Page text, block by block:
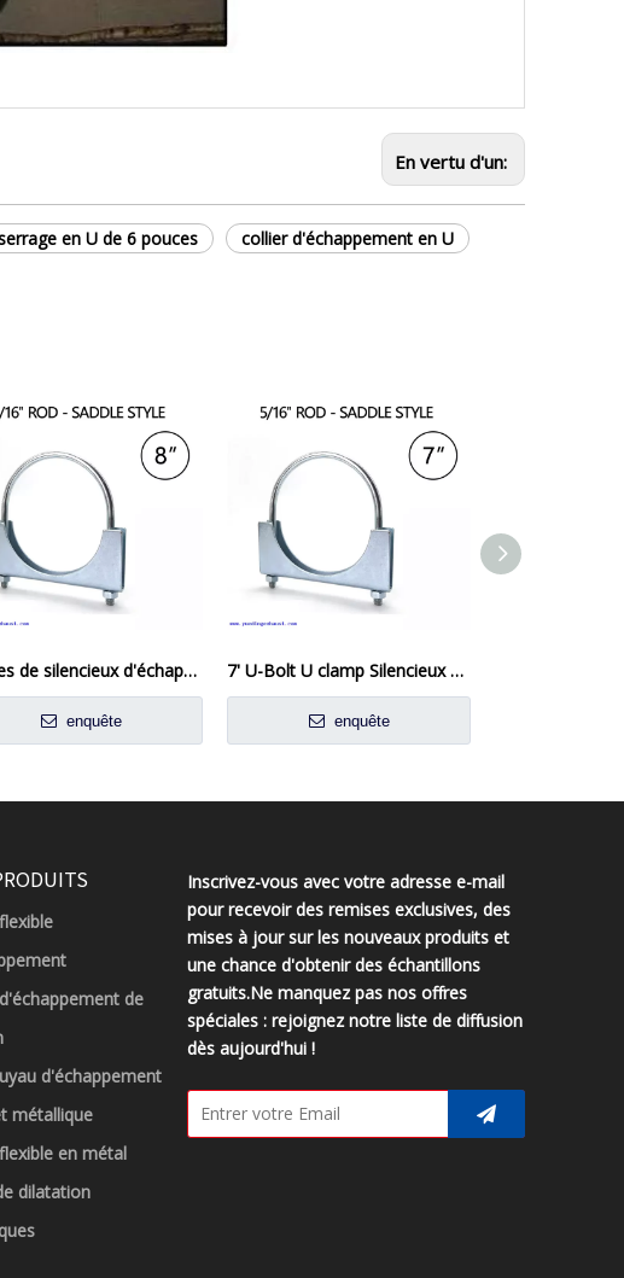
En vertu d'un:
en U de 6 pouces
collier d'échappement en U
Plaides de silencieux d'échappement à échappement à zinc lourds 8 '
enquête
7' U-Bolt U clamp Silencieux Selle Collier d'échappement
enquête
de
d'échappement
métallique
en métal
dilatation
Inscrivez-vous avec votre adresse e-mail
pour recevoir des remises exclusives, des
mises à jour sur les nouveaux produits et
une chance d'obtenir des échantillons
gratuits.Ne manquez pas nos offres
spéciales : rejoignez notre liste de diffusion
dès aujourd'hui !